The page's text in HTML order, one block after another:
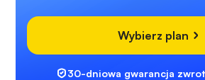
Wybierz plan
30-dniowa gwarancja